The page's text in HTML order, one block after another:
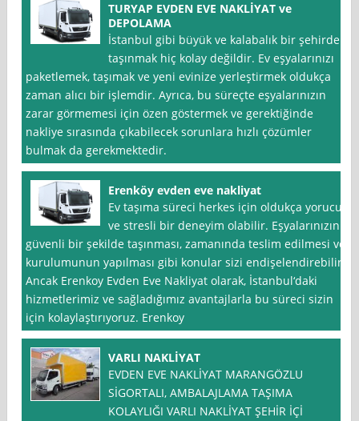
TURYAP EVDEN EVE NAKLİYAT ve
DEPOLAMA
İstanbul gibi büyük ve kalabalık bir şehirde
taşınmak hiç kolay değildir. Ev eşyalarınızı
paketlemek, taşımak ve yeni evinize yerleştirmek oldukça
zaman alıcı bir işlemdir. Ayrıca, bu süreçte eşyalarınızın
zarar görmemesi için özen göstermek ve gerektiğinde
nakliye sırasında çıkabilecek sorunlara hızlı çözümler
bulmak da gerekmektedir.
Erenköy evden eve nakliyat
Ev taşıma süreci herkes için oldukça yorucu
ve stresli bir deneyim olabilir. Eşyalarınızın
güvenli bir şekilde taşınması, zamanında teslim edilmesi ve
kurulumunun yapılması gibi konular sizi endişelendirebilir.
Ancak Erenkoy Evden Eve Nakliyat olarak, İstanbul‘daki
hizmetlerimiz ve sağladığımız avantajlarla bu süreci sizin
için kolaylaştırıyoruz. Erenkoy
VARLI NAKLİYAT
EVDEN EVE NAKLİYAT MARANGÖZLU
SİGORTALI, AMBALAJLAMA TAŞIMA
KOLAYLIĞI VARLI NAKLİYAT ŞEHİR İÇİ